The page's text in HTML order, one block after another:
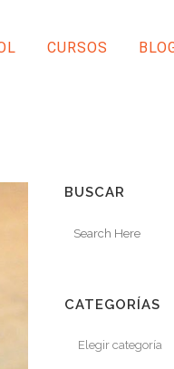
CURSOS
BUSCAR
CATEGORÍAS